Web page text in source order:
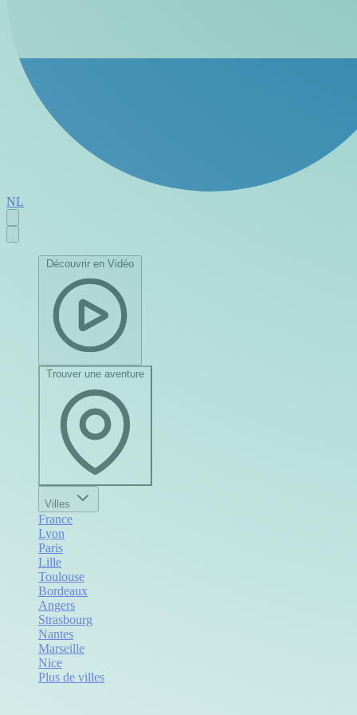
NL
Découvrir en Vidéo
Trouver une aventure
Villes
France
Lyon
Paris
Lille
Toulouse
Bordeaux
Angers
Strasbourg
Nantes
Marseille
Nice
Plus de villes